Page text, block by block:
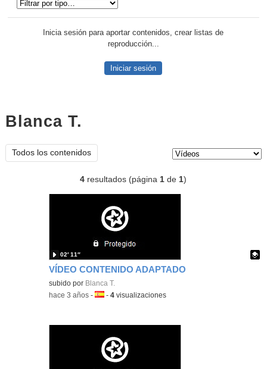
Inicia sesión para aportar contenidos, crear listas de
reproducción...
Iniciar sesión
Blanca T.
Todos los contenidos
4 resultados (página1 de1)
VÍDEO CONTENIDO ADAPTADO
Contenido educativo.
subido por Blanca T.
02′ 11″
-hace 3 años -Idioma:
-4 visualizaciones